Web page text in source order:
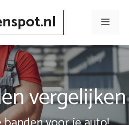
Menu
vergelijken